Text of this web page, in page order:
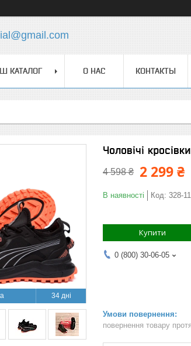
КАТАЛОГ О НАС КОНТАКТЫ
34 дні
Чоловічі
4 598 ₴ 2 299 ₴
В наявності Код: 328-11
Купити
0 (800) 30-06-05
повернення товару